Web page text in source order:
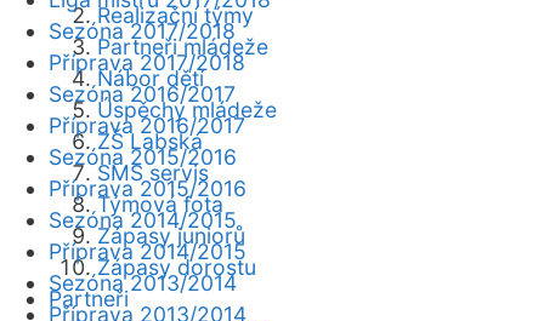
Realizační týmy
Partneři mládeže
Nábor dětí
Úspěchy mládeže
ZŠ Labská
SMS servis
Týmová fota
Zápasy juniorů
Zápasy dorostu
Partneři
Sezóna 2017/2018
Příprava 2017/2018
Sezóna 2016/2017
Příprava 2016/2017
Sezóna 2015/2016
Příprava 2015/2016
Sezóna 2014/2015
Příprava 2014/2015
Sezóna 2013/2014
Příprava 2013/2014